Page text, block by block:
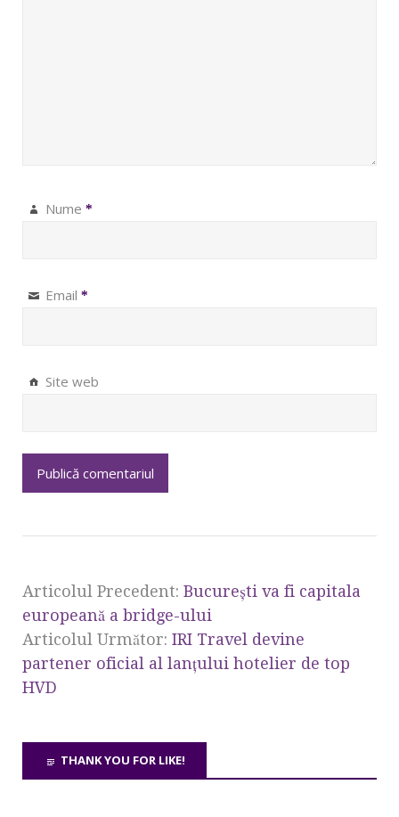
Nume *
Email *
Site web
Articolul Precedent: București va fi capitala
europeană a bridge-ului
Articolul Următor: IRI Travel devine
partener oficial al lanțului hotelier de top
HVD
THANK YOU FOR LIKE!